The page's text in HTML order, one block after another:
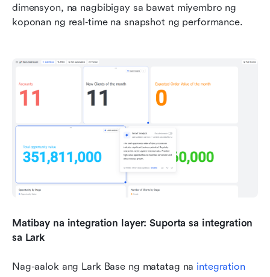
dimensyon, na nagbibigay sa bawat miyembro ng
koponan ng real‑time na snapshot ng performance.
Matibay na integration layer: Suporta sa integration
sa Lark
Nag-aalok ang Lark Base ng matatag na integration